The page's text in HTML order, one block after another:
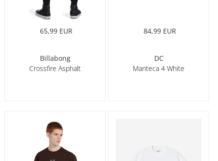
65,99 EUR
Billabong
Crossfire Asphalt
84,99 EUR
DC
Manteca 4 White